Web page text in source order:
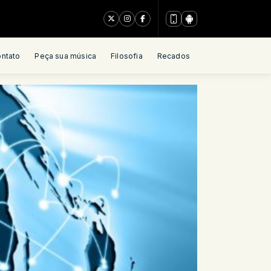
Peça sua música Filosofia Recados